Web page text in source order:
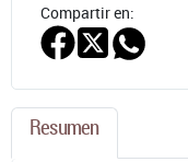
Compartir en:
Resumen